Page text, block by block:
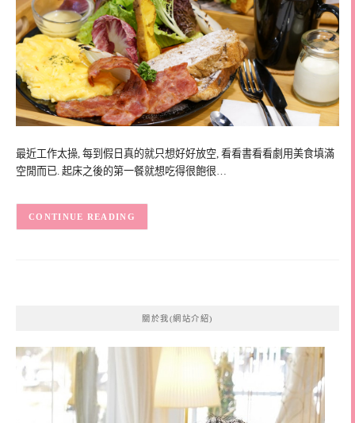
最近工作太操, 每到假日真的就只想好好放空, 看看書看看劇用美食填滿
空閒而已. 起床之後的第一餐就想吃得很飽很…
CONTINUE READING
關於我(網站介紹)